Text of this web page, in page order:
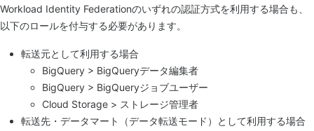
Workload Identity Federationのいずれの認証方式を利用する場合も、
以下のロールを付与する必要があります。
転送元として利用する場合
BigQuery > BigQueryデータ編集者
BigQuery > BigQueryジョブユーザー
Cloud Storage > ストレージ管理者
転送先・データマート（データ転送モード）として利用する場合